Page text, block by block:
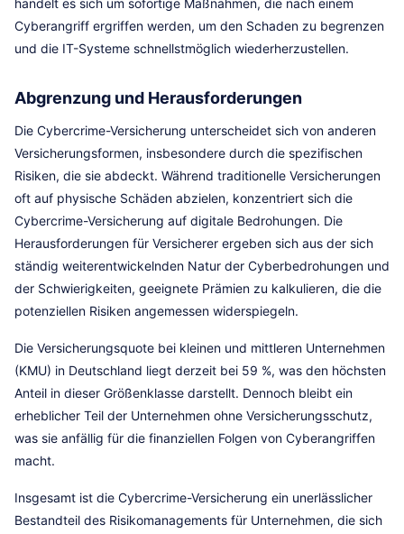
handelt es sich um sofortige Maßnahmen, die nach einem
Cyberangriff ergriffen werden, um den Schaden zu begrenzen
und die IT-Systeme schnellstmöglich wiederherzustellen.
Abgrenzung und Herausforderungen
Die Cybercrime-Versicherung unterscheidet sich von anderen
Versicherungsformen, insbesondere durch die spezifischen
Risiken, die sie abdeckt. Während traditionelle Versicherungen
oft auf physische Schäden abzielen, konzentriert sich die
Cybercrime-Versicherung auf digitale Bedrohungen. Die
Herausforderungen für Versicherer ergeben sich aus der sich
ständig weiterentwickelnden Natur der Cyberbedrohungen und
der Schwierigkeiten, geeignete Prämien zu kalkulieren, die die
potenziellen Risiken angemessen widerspiegeln.
Die Versicherungsquote bei kleinen und mittleren Unternehmen
(KMU) in Deutschland liegt derzeit bei 59 %, was den höchsten
Anteil in dieser Größenklasse darstellt. Dennoch bleibt ein
erheblicher Teil der Unternehmen ohne Versicherungsschutz,
was sie anfällig für die finanziellen Folgen von Cyberangriffen
macht.
Insgesamt ist die Cybercrime-Versicherung ein unerlässlicher
Bestandteil des Risikomanagements für Unternehmen, die sich